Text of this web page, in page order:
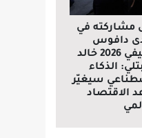
مشاركته في
دافوس
الصيفي 2026 خالد
الذكاء
سيغيّر
الاقتصاد